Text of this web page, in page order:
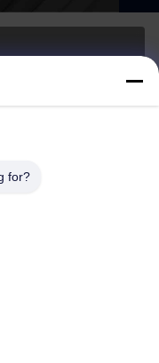
, 푸저우, 푸젠, 중국,
for?